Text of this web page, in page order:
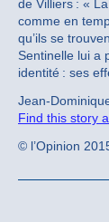
de Villiers : «
comme en
qu’ils se
Sentinelle lui a
identité : ses
Find this story
© l’Opinion